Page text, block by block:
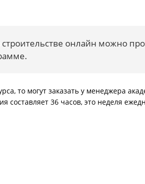
онлайн можно
то могут заказать у менеджера
36 часов, это неделя